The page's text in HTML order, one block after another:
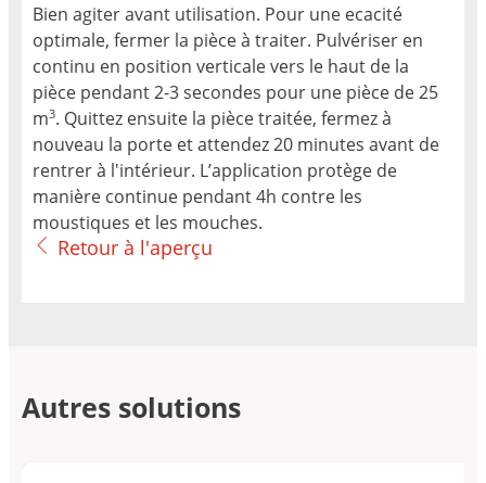
Bien agiter avant utilisation. Pour une ecacité
optimale, fermer la pièce à traiter. Pulvériser en
continu en position verticale vers le haut de la
pièce pendant 2-3 secondes pour une pièce de 25
m3. Quittez ensuite la pièce traitée, fermez à
nouveau la porte et attendez 20 minutes avant de
rentrer à l'intérieur. L’application protège de
manière continue pendant 4h contre les
moustiques et les mouches.
Retour à l'aperçu
Autres solutions